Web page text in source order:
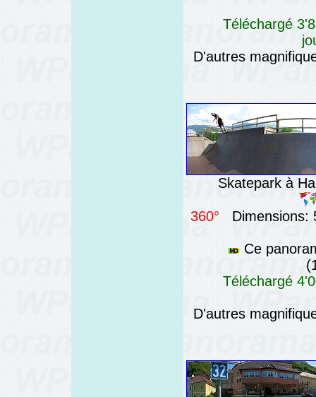
Téléchargé
D'autres
Skatepark à
360° Dimensions:
Ce
Téléchargé
D'autres